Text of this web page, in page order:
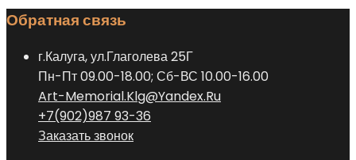
Обратная связь
г.Калуга, ул.Глаголева 25Г
Пн-Пт 09.00-18.00; Сб-ВС 10.00-16.00
Art-Memorial.Klg@Yandex.Ru
+7(902)987 93-36
Заказать звонок